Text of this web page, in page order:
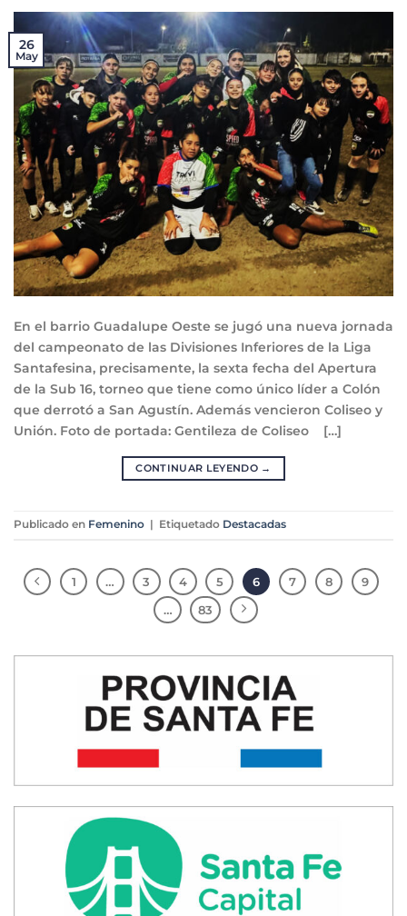
26
May
En el barrio Guadalupe Oeste se jugó una nueva jornada
del campeonato de las Divisiones Inferiores de la Liga
Santafesina, precisamente, la sexta fecha del Apertura
de la Sub 16, torneo que tiene como único líder a Colón
que derrotó a San Agustín. Además vencieron Coliseo y
Unión. Foto de portada: Gentileza de Coliseo […]
CONTINUAR LEYENDO →
Publicado en Femenino Etiquetado Destacadas
1 … 3 4 5 6 7 8
9
…
83